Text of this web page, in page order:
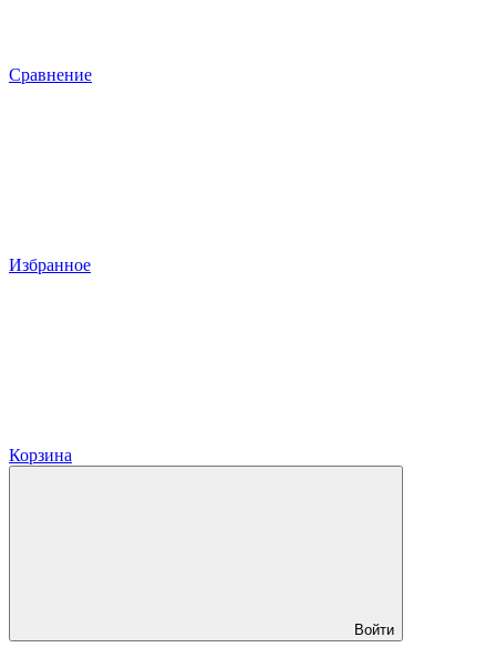
Сравнение
Избранное
Корзина
Войти